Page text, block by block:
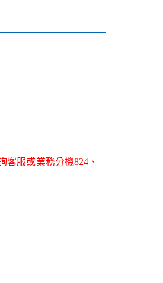
客服或業務分機824、